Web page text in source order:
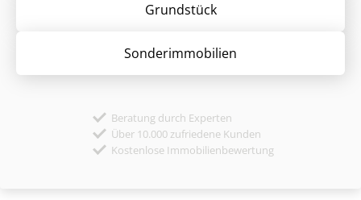
Grund­stück
Sonder­immobilien
Beratung durch Experten
Über 10.000 zufriedene Kunden
Kostenlose Immobilienbewertung